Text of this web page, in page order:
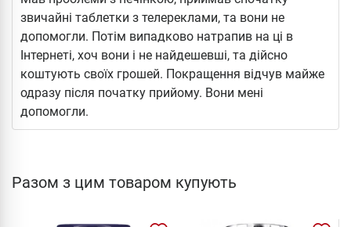
звичайні таблетки з телереклами, та вони не
допомогли. Потім випадково натрапив на ці в
Інтернеті, хоч вони і не найдешевші, та дійсно
коштують своїх грошей. Покращення відчув майже
одразу після початку прийому. Вони мені
допомогли.
Разом з цим товаром купують